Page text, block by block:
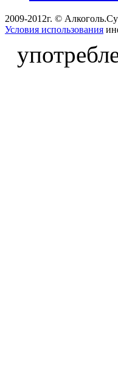
2009-2012г. ©
Условия использования